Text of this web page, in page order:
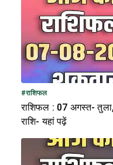
#राशिफल
राशिफल : 07 अगस्त-
राशि- यहां पढ़ें